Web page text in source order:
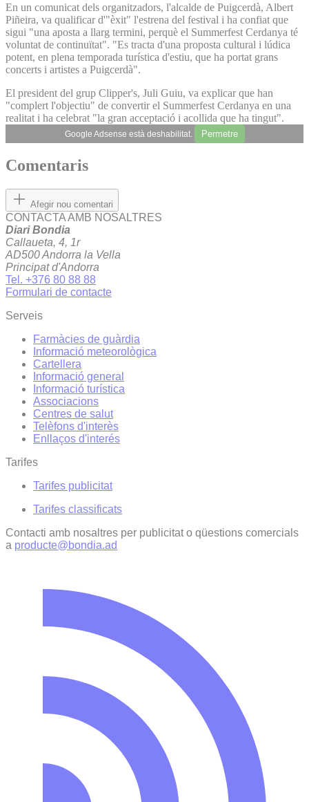
En un comunicat dels organitzadors, l'alcalde de Puigcerdà, Albert
Piñeira, va qualificar d'"èxit" l'estrena del festival i ha confiat que
sigui "una aposta a llarg termini, perquè el Summerfest Cerdanya té
voluntat de continuïtat". "Es tracta d'una proposta cultural i lúdica
potent, en plena temporada turística d'estiu, que ha portat grans
concerts i artistes a Puigcerdà".
El president del grup Clipper's, Juli Guiu, va explicar que han
"complert l'objectiu" de convertir el Summerfest Cerdanya en una
realitat i ha celebrat "la gran acceptació i acollida que ha tingut".
Google Adsense està deshabilitat. Permetre
Comentaris
Afegir nou comentari
CONTACTA AMB NOSALTRES
Diari Bondia
Callaueta, 4, 1r
AD500 Andorra la Vella
Principat d'Andorra
Tel. +376 80 88 88
Formulari de contacte
Serveis
Farmàcies de guàrdia
Informació meteorològica
Cartellera
Informació general
Informació turística
Associacions
Centres de salut
Telèfons d'interès
Enllaços d'interés
Tarifes
Tarifes publicitat
Tarifes classificats
Contacti amb nosaltres per publicitat o qüestions comercials
a producte@bondia.ad